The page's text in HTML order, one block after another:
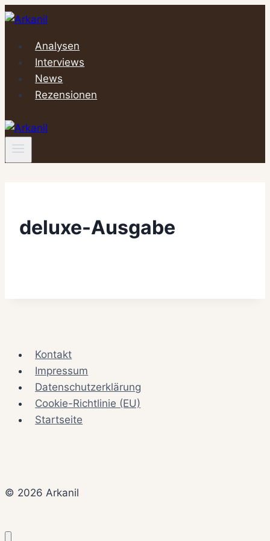
Zum
springenAnalysen
Interviews
News
Rezensionen
deluxe-Ausgabe
Kontakt
Impressum
Datenschutzerklärung
Cookie-Richtlinie (EU)
Startseite
© 2026 Arkanil